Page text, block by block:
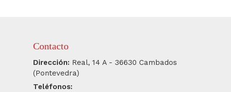
Contacto
Dirección: Real, 14 A - 36630 Cambados
(Pontevedra)
Teléfonos: